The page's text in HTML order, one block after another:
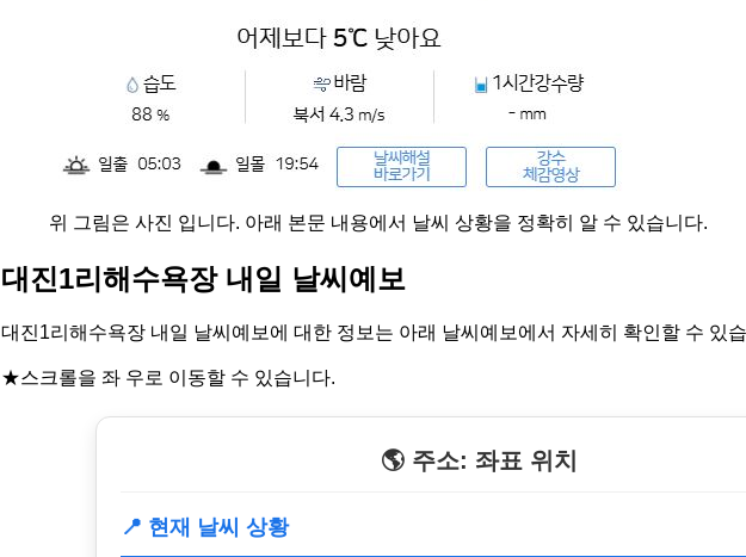
위 그림은 사진 입니다. 아래 본문 내용에서 날씨 상황을 정확히 알 수 있습니다.
대진1리해수욕장 내일 날씨예보
대진1리해수욕장 내일 날씨예보에 대한 정보는 아래 날씨예보에서 자세히 확인할 수 있
★스크롤을 좌 우로 이동할 수 있습니다.
🌎 주소: 좌표 위치
📍 현재 날씨 상황